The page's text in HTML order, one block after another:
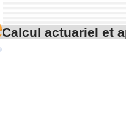
Calcul actuariel et